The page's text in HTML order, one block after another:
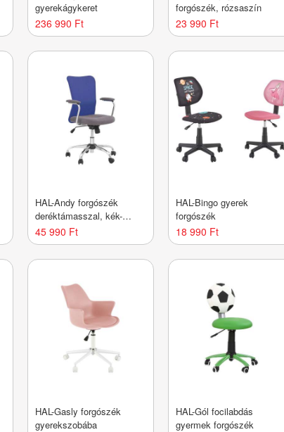
gyerekágykeret
236 990 Ft
forgószék, rózsaszín
23 990 Ft
HAL-Andy forgószék
deréktámasszal, kék-
szürke
45 990 Ft
HAL-Bingo gyerek
forgószék
18 990 Ft
HAL-Gasly forgószék
gyerekszobába
HAL-Gól focilabdás
gyermek forgószék